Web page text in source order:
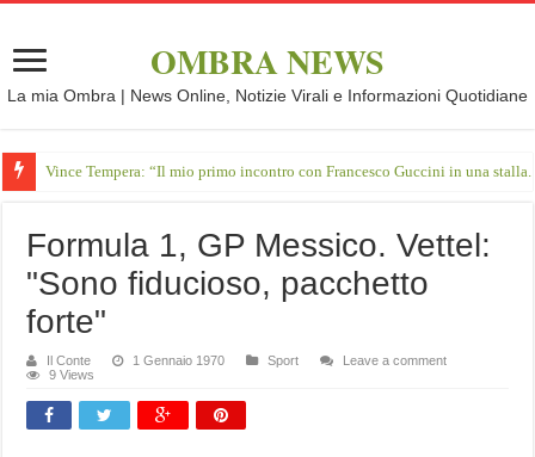
OMBRA NEWS
La mia Ombra | News Online, Notizie Virali e Informazioni Quotidiane
Vince Tempera: “Il mio primo incontro con Francesco Guccini in una
Formula 1, GP Messico. Vettel:
"Sono fiducioso, pacchetto
forte"
Il Conte 1 Gennaio 1970 Sport
Leave a comment
9 Views